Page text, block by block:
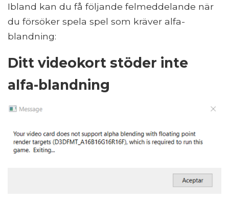
Ibland kan du få följande felmeddelande när
du försöker spela spel som kräver alfa-
blandning:
Ditt videokort stöder inte
alfa-blandning